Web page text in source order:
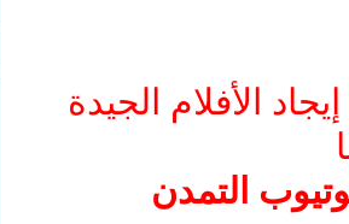
الأفلام الجيدة
التمدن